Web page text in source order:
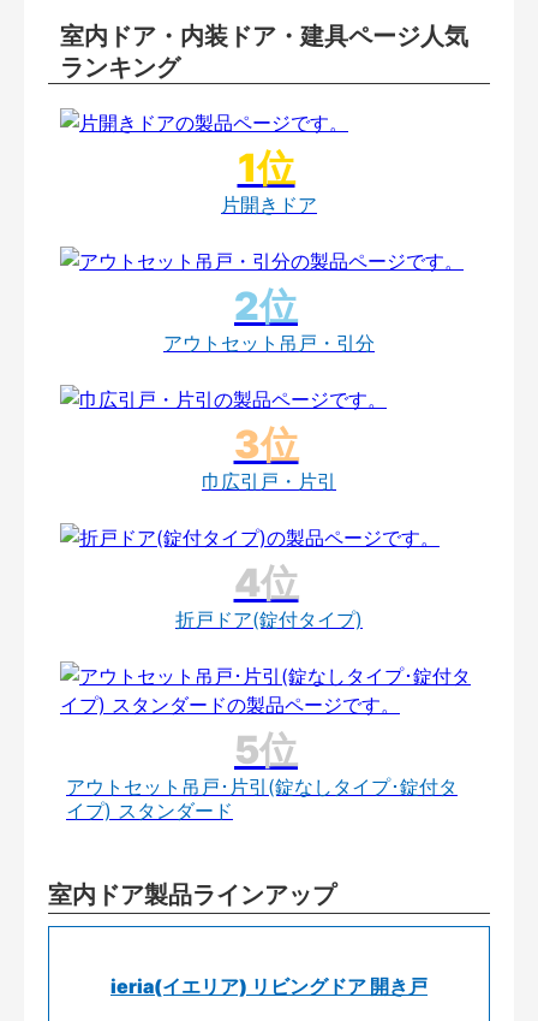
室内ドア・内装ドア・建具ページ人気
ランキング
片開きドア
アウトセット吊戸・引分
巾広引戸・片引
折戸ドア(錠付タイプ)
アウトセット吊戸･片引(錠なしタイプ･錠付タ
イプ) スタンダード
室内ドア製品ラインアップ
ieria(イエリア) リビングドア 開き戸